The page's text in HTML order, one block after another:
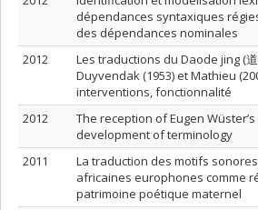
dépendances syntaxiques
des dépendances nominales
2012
Les traductions du Daode jing (道
Duyvendak (1953) et Mathieu
interventions, fonctionnalité
2012
The reception of Eugen
development of terminology
2011
La traduction des motifs
africaines europhones comme
patrimoine poétique maternel